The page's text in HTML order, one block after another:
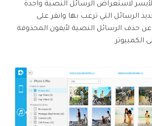
لاستعراض الرسائل النصية واحدة
الرسائل التي ترغب بها وانقر على
عن حذف الرسائل النصية لأيفون المحذوفة